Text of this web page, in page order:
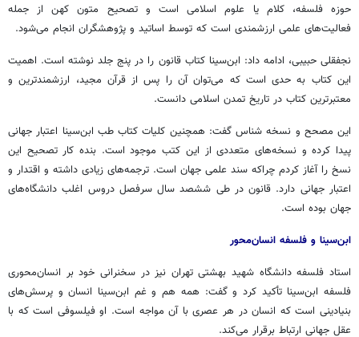
حوزه فلسفه، کلام یا علوم اسلامی است و تصحیح متون کهن از جمله
فعالیت‌های علمی ارزشمندی است که توسط اساتید و پژوهشگران انجام می‌شود.
نجفقلی حبیبی، ادامه داد: ابن‌سینا کتاب قانون را در پنج جلد نوشته است. اهمیت
این کتاب به حدی است که می‌توان آن را پس از قرآن مجید، ارزشمندترین و
معتبرترین کتاب در تاریخ تمدن اسلامی دانست.
این مصحح و نسخه شناس گفت: همچنین کلیات کتاب طب ابن‌سینا اعتبار جهانی
پیدا کرده و نسخه‌های متعددی از این کتب موجود است. بنده کار تصحیح این
نسخ را آغاز کردم چراکه سند علمی جهان است. ترجمه‌های زیادی داشته و اقتدار و
اعتبار جهانی دارد. قانون در طی ششصد سال سرفصل دروس اغلب دانشگاه‌های
جهان بوده است.
ابن‌سینا و فلسفه انسان‌محور
استاد فلسفه دانشگاه شهید بهشتی تهران نیز در سخنرانی خود بر انسان‌محوری
فلسفه ابن‌سینا تأکید کرد و گفت: همه هم و غم ابن‌سینا انسان و پرسش‌های
بنیادینی است که انسان در هر عصری با آن مواجه است. او فیلسوفی است که با
عقل جهانی ارتباط برقرار می‌کند.